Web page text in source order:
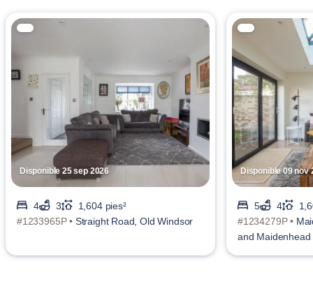
Disponible 25 sep 2026
4 3
1,604 pies²
#1233965P • Straight Road, Old Windsor
Disponible 09 nov
5 4
#1234279P •
and Maidenhead